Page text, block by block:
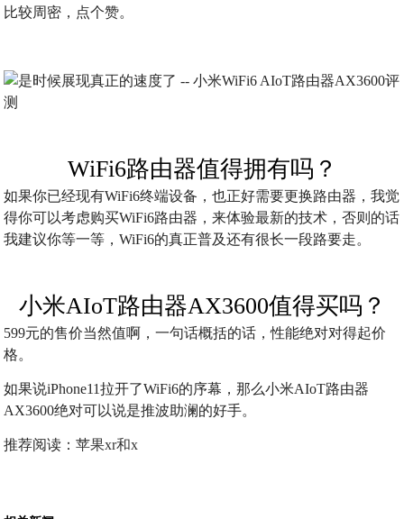
比较周密，点个赞。
WiFi6路由器值得拥有吗？
如果你已经现有WiFi6终端设备，也正好需要更换路由器，我觉
得你可以考虑购买WiFi6路由器，来体验最新的技术，否则的话
我建议你等一等，WiFi6的真正普及还有很长一段路要走。
小米AIoT路由器AX3600值得买吗？
599元的售价当然值啊，一句话概括的话，性能绝对对得起价
格。
如果说iPhone11拉开了WiFi6的序幕，那么小米AIoT路由器
AX3600绝对可以说是推波助澜的好手。
推荐阅读：苹果xr和x